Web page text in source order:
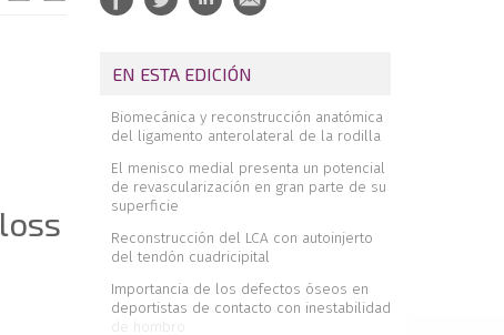
EN ESTA EDICIÓN
Biomecánica y reconstrucción anatómica
del ligamento anterolateral de la rodilla
El menisco medial presenta un potencial
de revascularización en gran parte de su
superficie
Reconstrucción del LCA con autoinjerto
del tendón cuadricipital
Importancia de los defectos óseos en
deportistas de contacto con inestabilidad